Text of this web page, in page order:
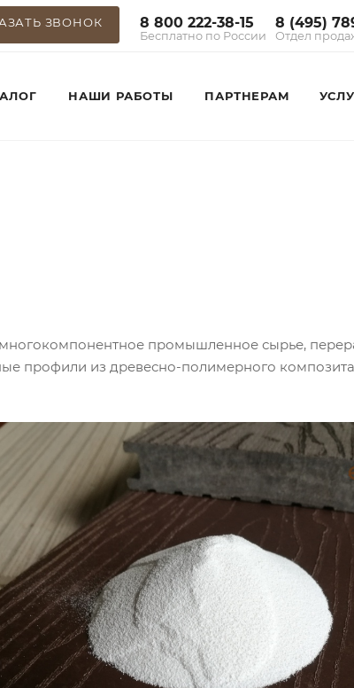
ЗВОНОК 8 800 222-38-15
Бесплатно по России
8 (495)
Отдел
НАШИ РАБОТЫ ПАРТНЕРАМ
промышленное сырье,
профили из древесно-полимерного